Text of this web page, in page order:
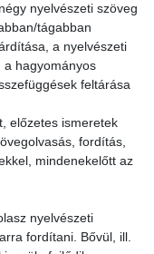
nyelvészeti szöveg
tágabban
a nyelvészeti
hagyományos
feltárása
előzetes ismeretek
fordítás,
mindenekelőtt az
nyelvészeti
fordítani. Bővül, ill.